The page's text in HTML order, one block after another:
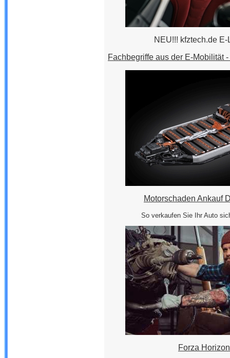
NEU!!! kfztech.de
Fachbegriffe aus der E-Mobilität -
Motorschaden Ankauf
So verkaufen Sie Ihr Auto
Forza